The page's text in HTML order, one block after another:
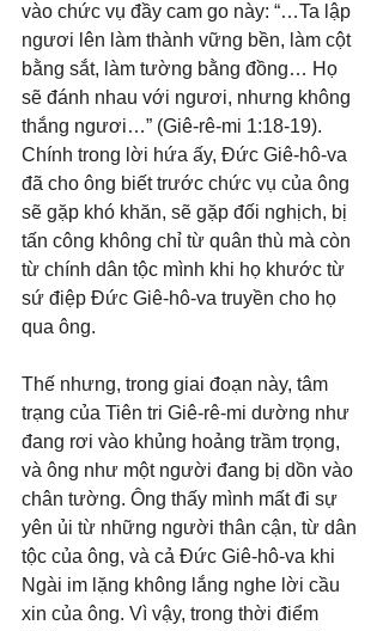
vào chức vụ đầy cam go này: “…Ta lập
ngươi lên làm thành vững bền, làm cột
bằng sắt, làm tường bằng đồng… Họ
sẽ đánh nhau với ngươi, nhưng không
thắng ngươi…” (Giê-rê-mi 1:18-19).
Chính trong lời hứa ấy, Đức Giê-hô-va
đã cho ông biết trước chức vụ của ông
sẽ gặp khó khăn, sẽ gặp đối nghịch, bị
tấn công không chỉ từ quân thù mà còn
từ chính dân tộc mình khi họ khước từ
sứ điệp Đức Giê-hô-va truyền cho họ
qua ông.
Thế nhưng, trong giai đoạn này, tâm
trạng của Tiên tri Giê-rê-mi dường như
đang rơi vào khủng hoảng trầm trọng,
và ông như một người đang bị dồn vào
chân tường. Ông thấy mình mất đi sự
yên ủi từ những người thân cận, từ dân
tộc của ông, và cả Đức Giê-hô-va khi
Ngài im lặng không lắng nghe lời cầu
xin của ông. Vì vậy, trong thời điểm